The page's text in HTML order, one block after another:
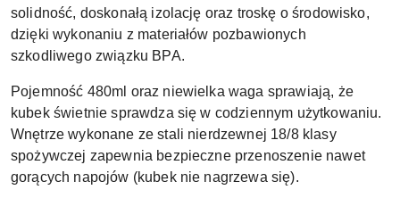
solidność, doskonałą izolację oraz troskę o środowisko,
dzięki wykonaniu z materiałów pozbawionych
szkodliwego związku BPA.
Pojemność 480ml oraz niewielka waga sprawiają, że
kubek świetnie sprawdza się w codziennym użytkowaniu.
Wnętrze wykonane ze stali nierdzewnej 18/8 klasy
spożywczej zapewnia bezpieczne przenoszenie nawet
gorących napojów (kubek nie nagrzewa się).